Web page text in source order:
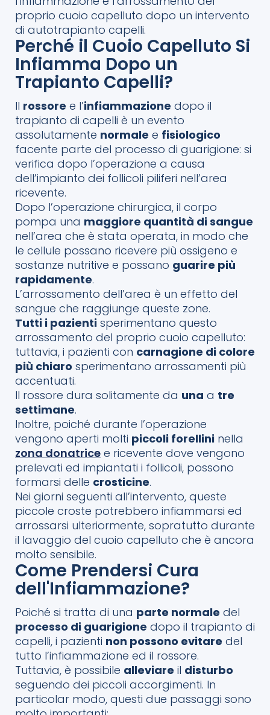
proprio cuoio capelluto dopo un intervento
di autotrapianto capelli.
Perché il Cuoio Capelluto Si
Infiamma Dopo un
Trapianto Capelli?
Il rossore e l’infiammazione dopo il
trapianto di capelli è un evento
assolutamente normale e fisiologico
facente parte del processo di guarigione: si
verifica dopo l’operazione a causa
dell’impianto dei follicoli piliferi nell’area
ricevente.
Dopo l’operazione chirurgica, il corpo
pompa una maggiore quantità di sangue
nell’area che è stata operata, in modo che
le cellule possano ricevere più ossigeno e
sostanze nutritive e possano guarire più
rapidamente.
L’arrossamento dell’area è un effetto del
sangue che raggiunge queste zone.
Tutti i pazienti sperimentano questo
arrossamento del proprio cuoio capelluto:
tuttavia, i pazienti con carnagione di colore
più chiaro sperimentano arrossamenti più
accentuati.
Il rossore dura solitamente da una a tre
settimane.
Inoltre, poiché durante l’operazione
vengono aperti molti piccoli forellini nella
zona donatrice e ricevente dove vengono
prelevati ed impiantati i follicoli, possono
formarsi delle crosticine.
Nei giorni seguenti all’intervento, queste
piccole croste potrebbero infiammarsi ed
arrossarsi ulteriormente, sopratutto durante
il lavaggio del cuoio capelluto che è ancora
molto sensibile.
Come Prendersi Cura
dell'Infiammazione?
Poiché si tratta di una parte normale del
processo di guarigione dopo il trapianto di
capelli, i pazienti non possono evitare del
tutto l’infiammazione ed il rossore.
Tuttavia, è possibile alleviare il disturbo
seguendo dei piccoli accorgimenti. In
particolar modo, questi due passaggi sono